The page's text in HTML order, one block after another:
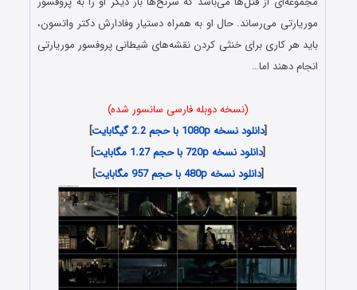
موریارتی می‌رساند. حال او به همراه دستیار وفادارش دکتر واتسون،
باید هر کاری برای خنثی کردن نقشه‌های شیطانی پروفسور موریارتی
انجام دهند اما…
(نسخه دوبله فارسی سانسور شده)
[دانلود نسخه 1080p با حجم 2.2 گیگابایت
]
[دانلود نسخه 720p با حجم 1.27 مگابایت
]
[دانلود نسخه 480p با حجم 957 مگابایت ]